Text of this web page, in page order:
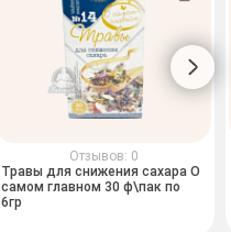
Отзывов: 0
Травы для снижения сахара О
самом главном 30 ф\пак по
6гр